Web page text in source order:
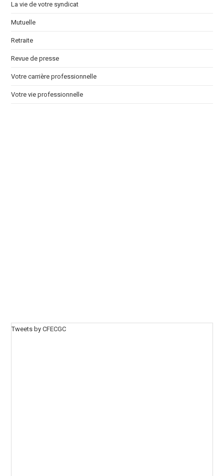
La vie de votre syndicat
Mutuelle
Retraite
Revue de presse
Votre carrière professionnelle
Votre vie professionnelle
Tweets by CFECGC